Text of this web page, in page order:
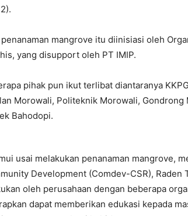
mangrove itu diinisiasi oleh
yang disupport oleh PT IMIP.
pihak pun ikut terlibat diantaranya
Morowali, Politeknik Morowali,
Bahodopi.
usai melakukan penanaman mangrove,
Development (Comdev-CSR), Raden
oleh perusahaan dengan beberapa
dapat memberikan edukasi kepada